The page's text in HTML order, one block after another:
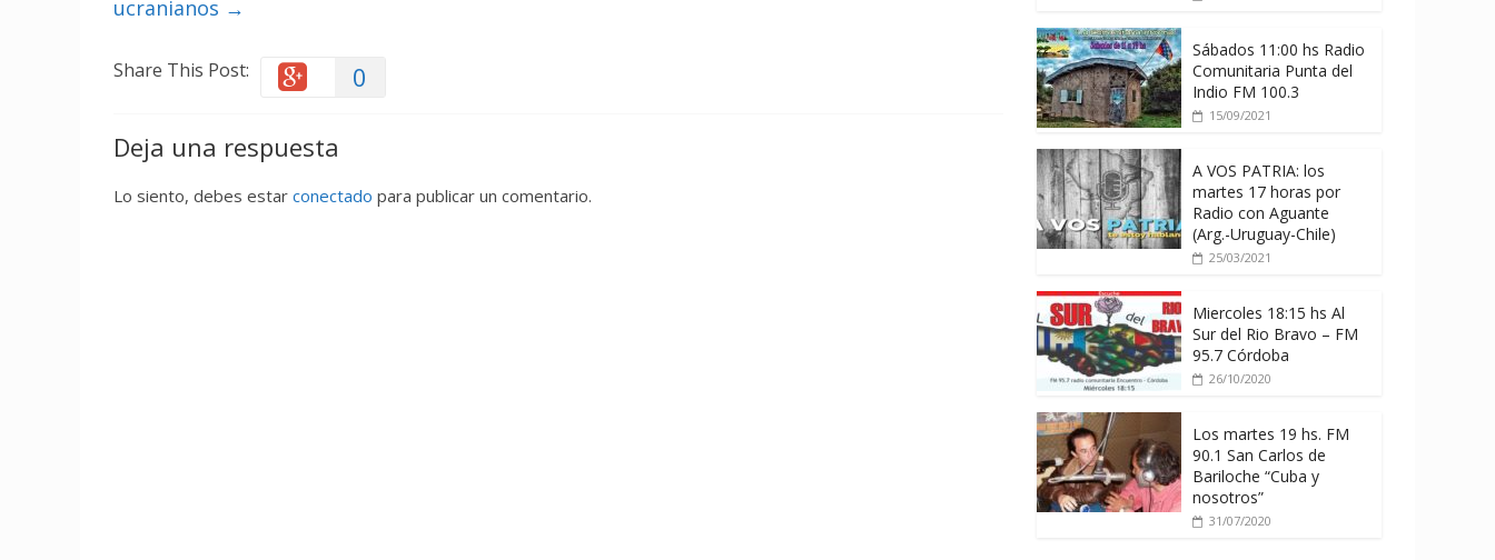
ucranianos →
Share This Post: 0
Deja una respuesta
Lo siento, debes estar conectado para publicar un comentario.
Sábados 11:00 hs Radio
Comunitaria Punta del
Indio FM 100.3
15/09/2021
A VOS PATRIA: los
martes 17 horas por
Radio con Aguante
(Arg.-Uruguay-Chile)
25/03/2021
Miercoles 18:15 hs Al
Sur del Rio Bravo – FM
95.7 Córdoba
26/10/2020
Los martes 19 hs. FM
90.1 San Carlos de
Bariloche “Cuba y
nosotros”
31/07/2020